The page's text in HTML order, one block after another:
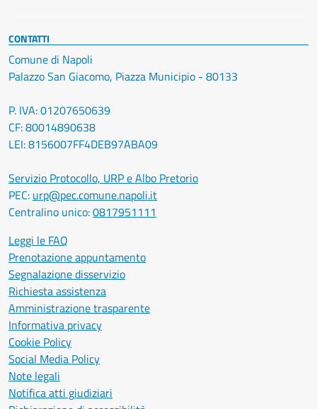
CONTATTI
Comune di Napoli
Palazzo San Giacomo, Piazza Municipio - 80133
P. IVA: 01207650639
CF: 80014890638
LEI: 8156007FF4DEB97ABA09
Servizio Protocollo, URP e Albo Pretorio
PEC: urp@pec.comune.napoli.it
Centralino unico:0817951111
Leggi le FAQ
Prenotazione appuntamento
Segnalazione disservizio
Richiesta assistenza
Amministrazione trasparente
Informativa privacy
Cookie Policy
Social Media Policy
Note legali
Notifica atti giudiziari